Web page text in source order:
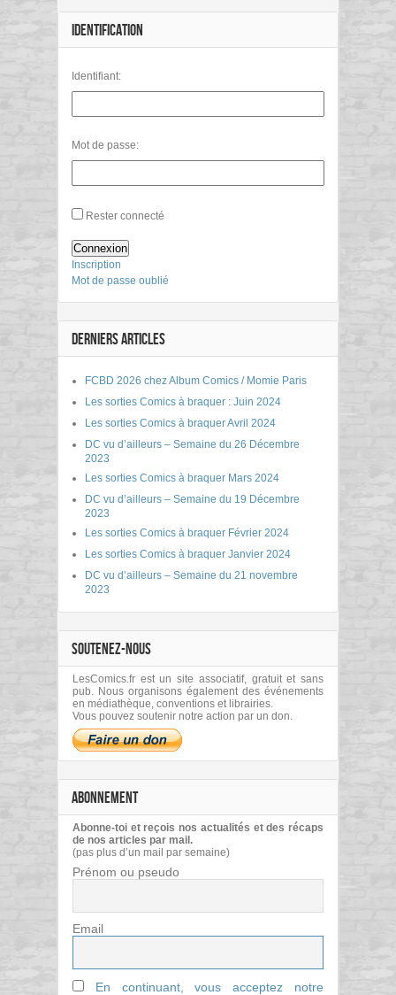
IDENTIFICATION
Identifiant:
Mot de passe:
Rester connecté
Connexion
Inscription
Mot de passe oublié
DERNIERS ARTICLES
FCBD 2026 chez Album Comics / Momie Paris
Les sorties Comics à braquer : Juin 2024
Les sorties Comics à braquer Avril 2024
DC vu d’ailleurs – Semaine du 26 Décembre
2023
Les sorties Comics à braquer Mars 2024
DC vu d’ailleurs – Semaine du 19 Décembre
2023
Les sorties Comics à braquer Février 2024
Les sorties Comics à braquer Janvier 2024
DC vu d’ailleurs – Semaine du 21 novembre
2023
SOUTENEZ-NOUS
LesComics.fr est un site associatif, gratuit et sans
pub. Nous organisons également des événements
en médiathèque, conventions et librairies.
Vous pouvez soutenir notre action par un don.
ABONNEMENT
Abonne-toi et reçois nos actualités et des récaps
de nos articles par mail.
(pas plus d’un mail par semaine)
Prénom ou pseudo
Email
En continuant, vous acceptez notre